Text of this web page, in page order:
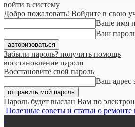
войти в систему
Добро пожаловать! Войдите в свою
Ваше имя
Ваш
Забыли пароль? получить помощь
восстановление пароля
Восстановите свой пароль
Ваш адрес
Пароль будет выслан Вам по
Полезные советы и статьи о ремонте